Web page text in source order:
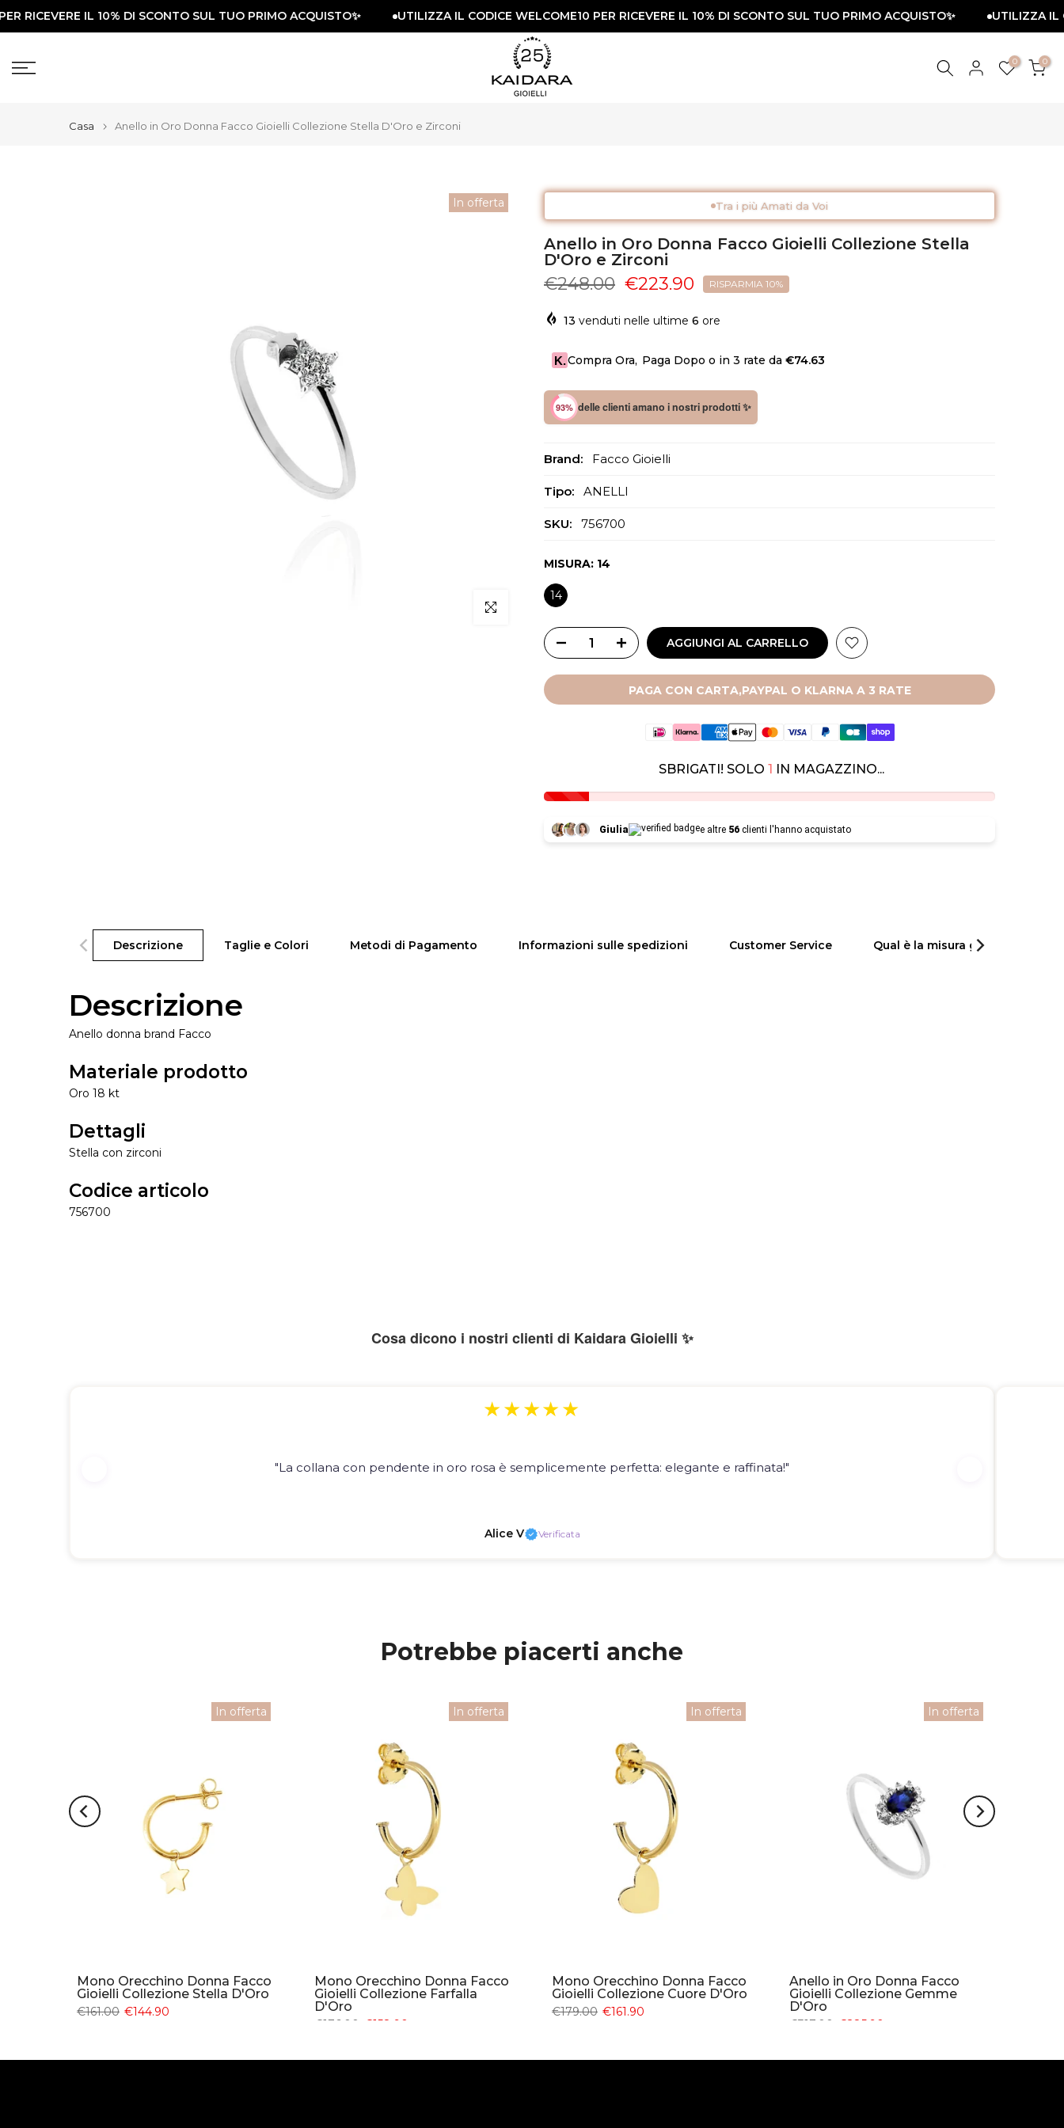
Vai
al
IL 10% DI SCONTO SUL TUO PRIMO ACQUISTO✨ UTILIZZA IL CODICE WELCOME10 PER RICEVERE IL 10% DI SCONTO SUL TUO PRIMO ACQUISTO✨ UTILIZZA IL
0 0
Casa Anello in Oro Donna Facco Gioielli Collezione Stella D'Oro e Zirconi
In offerta
Clicca per ingrandire
Tra i più Amati da Voi
Anello in Oro Donna Facco Gioielli Collezione Stella
D'Oro e Zirconi
€248.00 €223.90 RISPARMIA 10%
13 venduti nelle ultime 6 ore
K.Compra Ora, Paga Dopo o in 3 rate da €74.63
93% delle clienti amano i nostri prodotti ✨
Brand: Facco Gioielli
Tipo: ANELLI
SKU: 756700
MISURA: 14
14
AGGIUNGI AL CARRELLO
PAGA CON CARTA,PAYPAL O KLARNA A 3 RATE
SBRIGATI! SOLO 1 IN MAGAZZINO...
Giulia e altre 56 clienti l'hanno acquistato
Descrizione Taglie e Colori Metodi di Pagamento Informazioni sulle spedizioni Customer Service Qual è la misura giusta per il tuo
Descrizione
Anello donna brand Facco
Materiale prodotto
Oro 18 kt
Dettagli
Stella con zirconi
Codice articolo
756700
Cosa dicono i nostri clienti di Kaidara Gioielli ✨
★★★★★
"La collana con pendente in oro rosa è semplicemente perfetta: elegante e raffinata!"
Alice V Verificata
Potrebbe piacerti anche
In offerta
Mono Orecchino Donna Facco
Gioielli Collezione Stella D'Oro
€161.00 €144.90
In offerta
Mono Orecchino Donna Facco
Gioielli Collezione Farfalla
D'Oro
€176.00 €158.90
In offerta
Mono Orecchino Donna Facco
Gioielli Collezione Cuore D'Oro
€179.00 €161.90
In offerta
Anello in Oro Donna Facco
Gioielli Collezione Gemme
D'Oro
€317.00 €285.90